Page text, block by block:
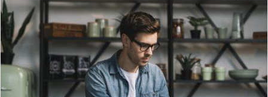
س
ل
ب
ر
ي
د
ا